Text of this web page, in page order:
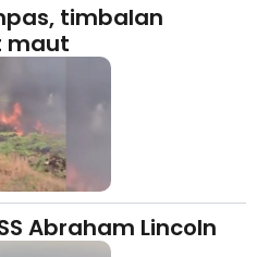
timbalan
maut
Abraham Lincoln